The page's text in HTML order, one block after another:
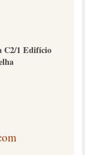
C2/1 Edifício